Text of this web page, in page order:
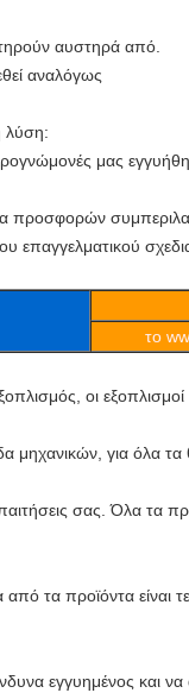
αυστηρά από.
αναλόγως
λύση:
μας
προσφορών
το
οι εξοπλισμοί
μηχανικών, για όλα
σας. Όλα τα
τα προϊόντα είναι
εγγυημένος και